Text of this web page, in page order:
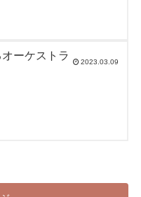
ーケストラ
2023.03.09